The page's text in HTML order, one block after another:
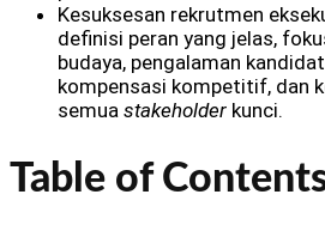
Kesuksesan rekrutmen
definisi peran yang jelas,
budaya, pengalaman
kompensasi kompetitif, dan
semua stakeholder kunci.
Table of